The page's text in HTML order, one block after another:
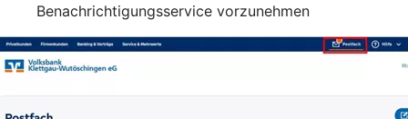
Benachrichtigungsservice vorzunehmen